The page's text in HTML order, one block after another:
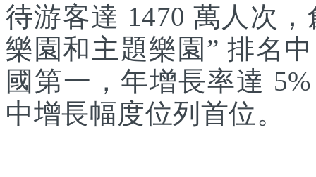
待游客達 1470 萬人次
樂園和主題樂園” 排名
國第一，年增長率達
中增長幅度位列首位。